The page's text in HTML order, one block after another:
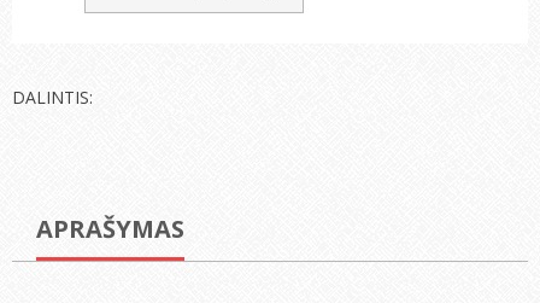
DALINTIS:
APRAŠYMAS